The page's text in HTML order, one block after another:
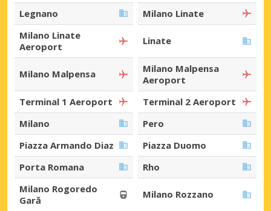
Legnano
Milano Linate
Milano Linate
Aeroport
Linate
Milano Malpensa
Milano Malpensa
Aeroport
Terminal 1 Aeroport
Terminal 2 Aeroport
Milano
Pero
Piazza Armando Diaz
Piazza Duomo
Porta Romana
Rho
Milano Rogoredo
Gară
Milano Rozzano